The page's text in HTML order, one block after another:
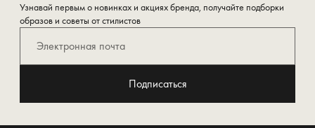
Узнавай первым о новинках и акциях бренда, получайте подборки
образов и советы от стилистов
Подписаться